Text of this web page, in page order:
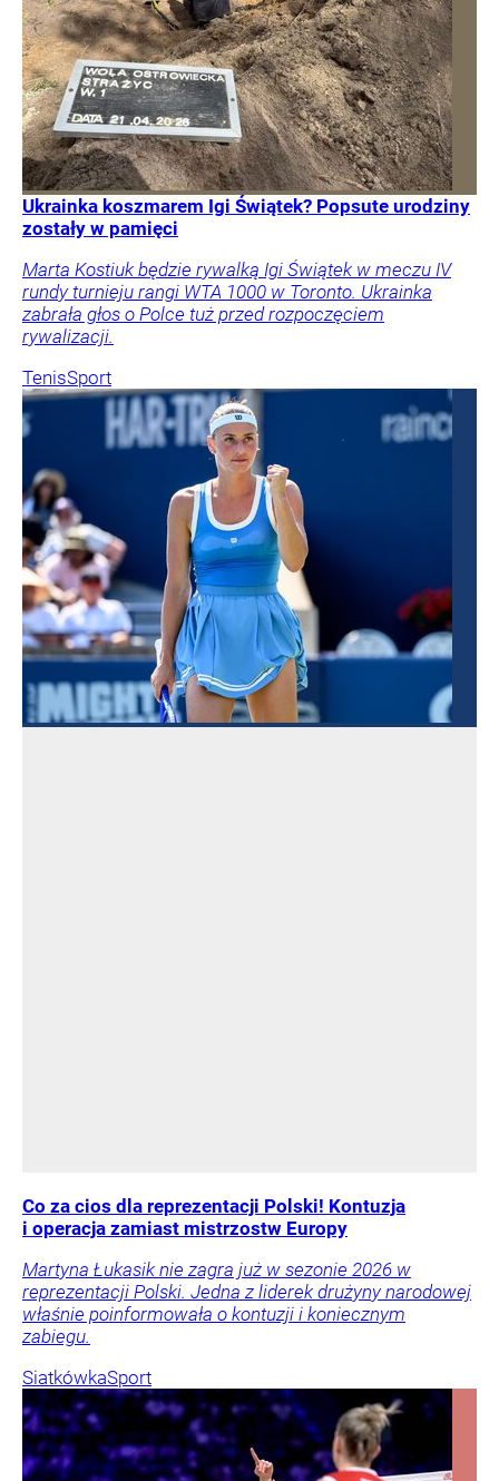
Ukrainka koszmarem Igi Świątek? Popsute urodziny
zostały w pamięci
Marta Kostiuk będzie rywalką Igi Świątek w meczu IV
rundy turnieju rangi WTA 1000 w Toronto. Ukrainka
zabrała głos o Polce tuż przed rozpoczęciem
rywalizacji.
TenisSport
Co za cios dla reprezentacji Polski! Kontuzja
i operacja zamiast mistrzostw Europy
Martyna Łukasik nie zagra już w sezonie 2026 w
reprezentacji Polski. Jedna z liderek drużyny narodowej
właśnie poinformowała o kontuzji i koniecznym
zabiegu.
SiatkówkaSport